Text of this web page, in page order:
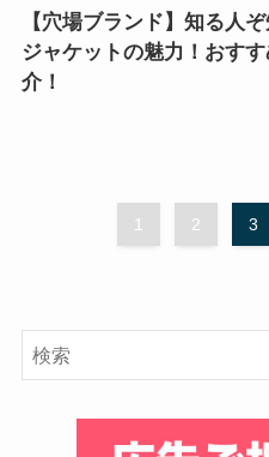
【穴場ブランド】知る人
ジャケットの魅力！おす
介！
1 2 3